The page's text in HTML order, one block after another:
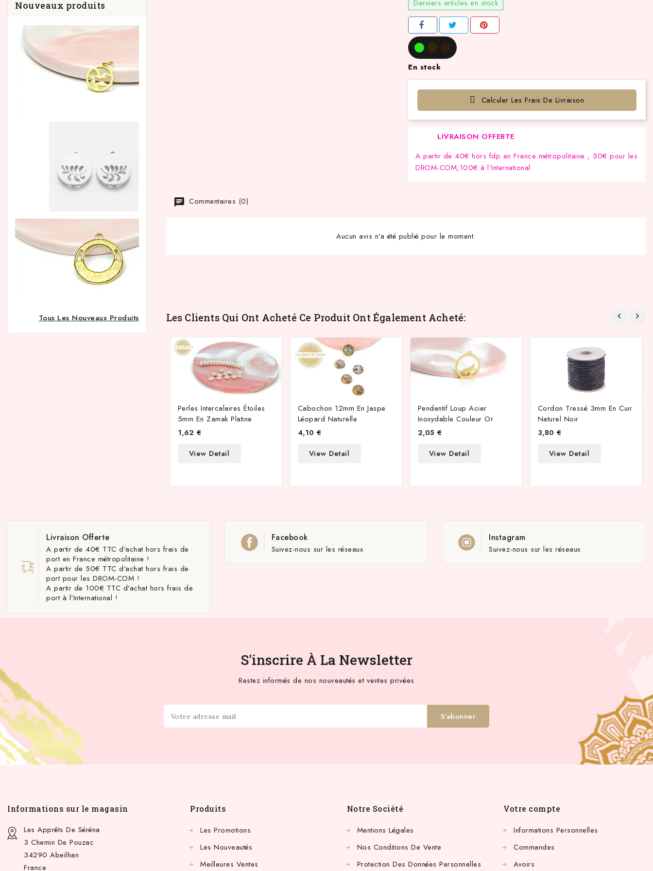
Nouveaux produits
Tous Les Nouveaux Produits
Derniers articles en stock
En stock
Calculer Les Frais De Livraison
LIVRAISON OFFERTE
A partir de 40€ hors fdp en France métropolitaine , 50€ pour les
DROM-COM,100€ à l’International
Commentaires (0)
Aucun avis n'a été publié pour le moment.
Les Clients Qui Ont Acheté Ce Produit Ont Également Acheté:
Perles Intercalaires Étoiles
5mm En Zamak Platine
1,62 €
View Detail
Cabochon 12mm En Jaspe
Léopard Naturelle
4,10 €
View Detail
Pendentif Loup Acier
Inoxydable Couleur Or
2,05 €
View Detail
Cordon Tressé 3mm En Cuir
Naturel Noir
3,80 €
View Detail
Livraison Offerte
A partir de 40€ TTC d'achat hors frais de
port en France métropolitaine !
A partir de 50€ TTC d'achat hors frais de
port pour les DROM-COM !
A partir de 100€ TTC d'achat hors frais de
port à l'International !
Facebook
Suivez-nous sur les réseaux
Instagram
Suivez-nous sur les réseaux
S'inscrire À La Newsletter
Restez informés de nos nouveautés et ventes privées
Informations sur le magasin
Les Apprêts De Séréna
3 Chemin De Pouzac
34290 Abeilhan
France
Produits
Les Promotions
Les Nouveautés
Meilleures Ventes
Notre Société
Mentions Légales
Nos Conditions De Vente
Protection Des Données Personnelles
Votre compte
Informations Personnelles
Commandes
Avoirs